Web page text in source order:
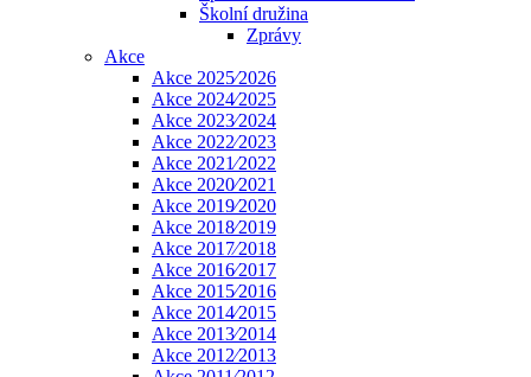
Školní družina
Zprávy
Akce
Akce 2025⁄2026
Akce 2024⁄2025
Akce 2023⁄2024
Akce 2022⁄2023
Akce 2021⁄2022
Akce 2020⁄2021
Akce 2019⁄2020
Akce 2018⁄2019
Akce 2017⁄2018
Akce 2016⁄2017
Akce 2015⁄2016
Akce 2014⁄2015
Akce 2013⁄2014
Akce 2012⁄2013